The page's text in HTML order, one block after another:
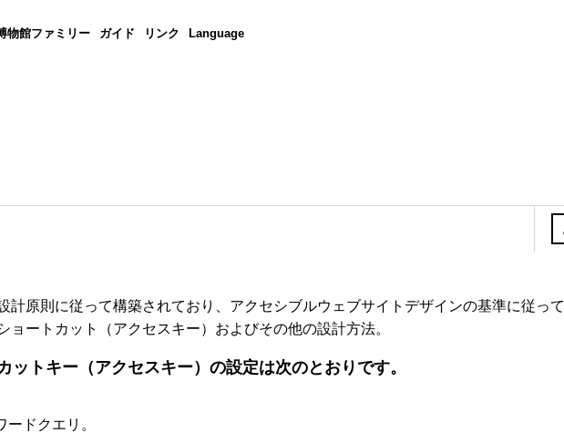
物館ファミリー ガイド リンク Language
原則に従って構築されており、アクセシブルウェブサイトデザインの基準に従っ
ートカット（アクセスキー）およびその他の設計方法。
トキー（アクセスキー）の設定は次のとおりです。
ドクエリ。